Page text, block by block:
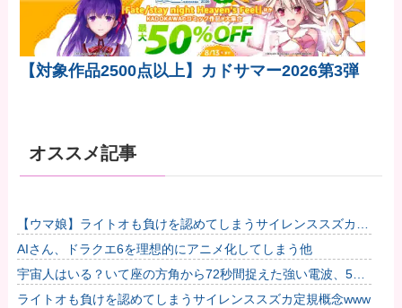
【対象作品2500点以上】カドサマー2026第3弾
オススメ記事
【ウマ娘】ライトオも負けを認めてしまうサイレンススズカ定
規概念ｗｗｗ他
AIさん、ドラクエ6を理想的にアニメ化してしまう他
宇宙人はいる？いて座の方角から72秒間捉えた強い電波、50
年間正体分からぬ「Wow！信号」
ライトオも負けを認めてしまうサイレンススズカ定規概念www